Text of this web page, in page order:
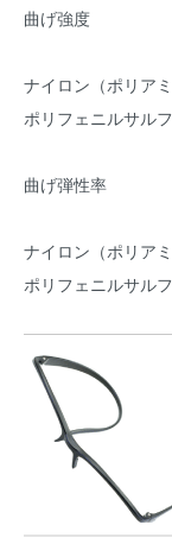
曲げ強度
ナイロン（ポリア
ポリフェニルサル
曲げ弾性率
ナイロン（ポリア
ポリフェニルサル